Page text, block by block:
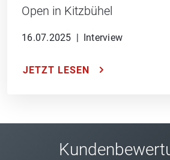
Open in Kitzbühel
16.07.2025 Interview
JETZT LESEN